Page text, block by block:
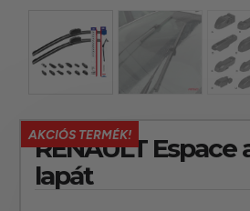
AKCIÓS TERMÉK!
RENAULT
lapát